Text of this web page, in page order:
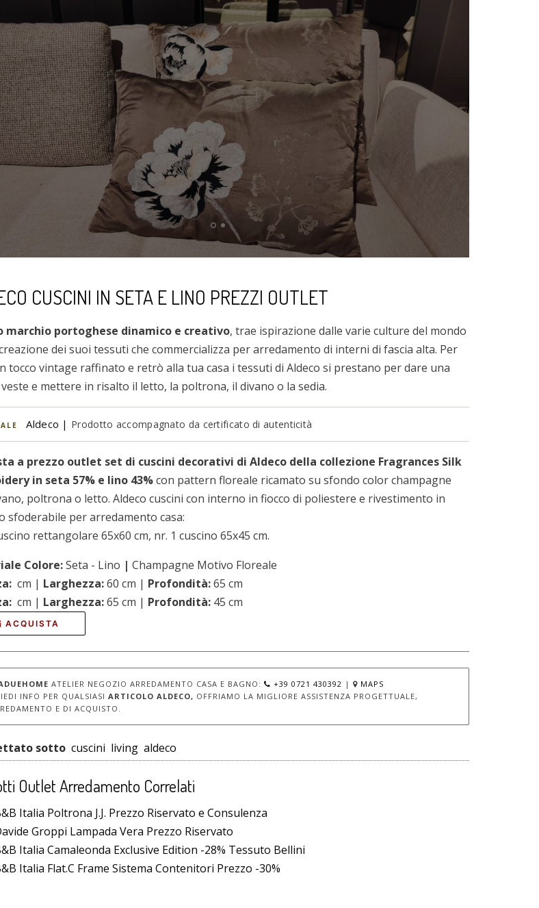
CUSCINI IN SETA E LINO PREZZI OUTLET
marchio portoghese dinamico e creativo, trae ispirazione dalle varie culture del mondo
dei suoi tessuti che commercializza per arredamento di interni di fascia alta. Per
tocco vintage raffinato e retrò alla tua casa i tessuti di Aldeco si prestano per dare una
e mettere in risalto il letto, la poltrona, il divano o la sedia.
Aldeco | Prodotto accompagnato da certificato di autenticità
a prezzo outlet set di cuscini decorativi di Aldeco della collezione Fragrances Silk
in seta 57% e lino 43%con pattern floreale ricamato su sfondo color champagne
poltrona o letto. Aldeco cuscini con interno in fiocco di poliestere e rivestimento in
sfoderabile per arredamento casa:
rettangolare 65x60 cm, nr. 1 cuscino 65x45 cm.
Colore:Seta - Lino | Champagne Motivo Floreale
cm | Larghezza:60 cm | Profondità:65 cm
cm | Larghezza:65 cm | Profondità: 45 cm
ACQUISTA
ATELIER NEGOZIO ARREDAMENTO CASA E BAGNO: +39 0721 430392 |
MAPS
INFO PER QUALSIASI ARTICOLO ALDECO, OFFRIAMO LA MIGLIORE ASSISTENZA PROGETTUALE,
E DI ACQUISTO.
sotto cuscini living aldeco
Outlet Arredamento Correlati
Italia Poltrona J.J. Prezzo Riservato e Consulenza
Groppi Lampada Vera Prezzo Riservato
Italia Camaleonda Exclusive Edition -28% Tessuto Bellini
Italia Flat.C Frame Sistema Contenitori Prezzo -30%